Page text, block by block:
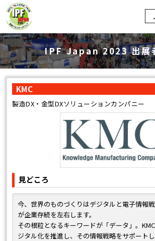
IPF Japan 2023 出展
KMC
製造DX・金型DXソリューションカンパニー
見どころ
今、世界のものづくりはデジタルと電子情報
が企業存続を左右します。
その根粒となるキーワードが「データ」。
ジタル化を推進し、その情報戦略をサポート